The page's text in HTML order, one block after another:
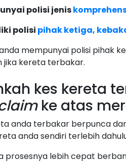
polisi jenis
polisi pihak ketiga,
mempunyai polisi pihak
jika kereta terbakar.
kes kereta
ke atas
anda terbakar berpunca
anda sendiri terlebih
prosesnya lebih cepat